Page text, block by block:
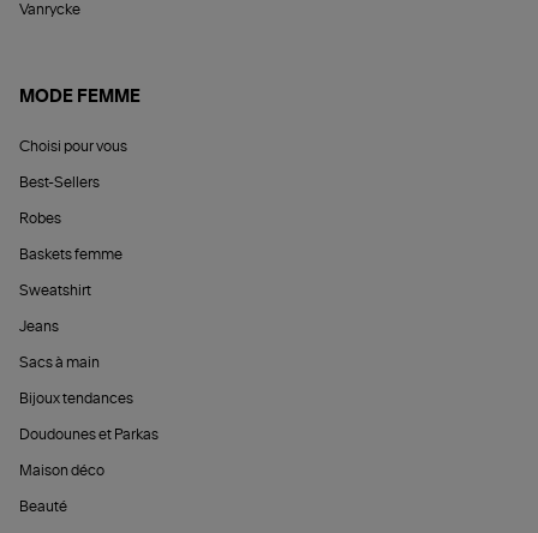
Vanrycke
MODE FEMME
Choisi pour vous
Best-Sellers
Robes
Baskets femme
Sweatshirt
Jeans
Sacs à main
Bijoux tendances
Doudounes et Parkas
Maison déco
Beauté